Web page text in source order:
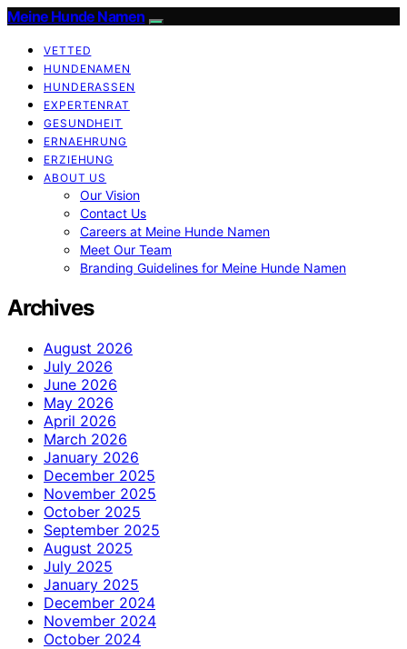
Meine Hunde Namen
VETTED
HUNDENAMEN
HUNDERASSEN
EXPERTENRAT
GESUNDHEIT
ERNAEHRUNG
ERZIEHUNG
ABOUT US
Our Vision
Contact Us
Careers at Meine Hunde Namen
Meet Our Team
Branding Guidelines for Meine Hunde Namen
Archives
August 2026
July 2026
June 2026
May 2026
April 2026
March 2026
January 2026
December 2025
November 2025
October 2025
September 2025
August 2025
July 2025
January 2025
December 2024
November 2024
October 2024